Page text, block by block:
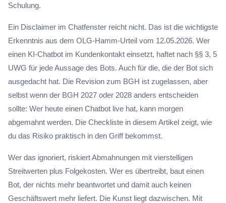
Schulung.
Ein Disclaimer im Chatfenster reicht nicht. Das ist die wichtigste
Erkenntnis aus dem OLG-Hamm-Urteil vom 12.05.2026. Wer
einen KI-Chatbot im Kundenkontakt einsetzt, haftet nach §§ 3, 5
UWG für jede Aussage des Bots. Auch für die, die der Bot sich
ausgedacht hat. Die Revision zum BGH ist zugelassen, aber
selbst wenn der BGH 2027 oder 2028 anders entscheiden
sollte: Wer heute einen Chatbot live hat, kann morgen
abgemahnt werden. Die Checkliste in diesem Artikel zeigt, wie
du das Risiko praktisch in den Griff bekommst.
Wer das ignoriert, riskiert Abmahnungen mit vierstelligen
Streitwerten plus Folgekosten. Wer es übertreibt, baut einen
Bot, der nichts mehr beantwortet und damit auch keinen
Geschäftswert mehr liefert. Die Kunst liegt dazwischen. Mit